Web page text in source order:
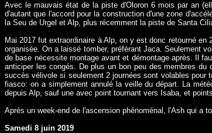
Avec le mauvais état de la piste d'Oloron 6 mois par an
d'autant que l'accord pour la construction d'une zone
la Seu de Urgel et Alp, plus récemment la piste de Santa
Mai 2017 fut extraordinaire à Alp, on y est donc retourné
organisée. On a laissé tomber, préférant Jaca. Seulement
de base nécessite montage avant et démontage après. Il
anticiper les congés. De plus un bon peu des membres
succès vélivole si seulement 2 journées sont volables pour
fiasco: on a simplement annulé la veille du départ. La
depuis Alp, sauf une avec point tournant vers Isaba, et
Après un week-end de l'ascension phénoménal, l'Ash qui a
Samedi 8 juin 2019